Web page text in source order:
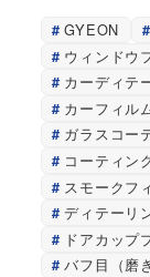
GYEON
ウィンドウ
カーディテ
カーフィル
ガラスコー
コーティン
スモークフ
ディテーリ
ドアカップ
バフ目（磨